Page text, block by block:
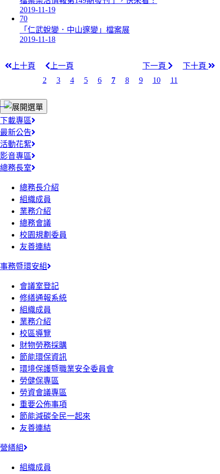
2019-11-19
70
「仁武蛻變．中山邃變」檔案展
2019-11-18
上十頁 上一頁 下一頁
下十頁
2
3 4 5 6 7 8 9 10 11
:::
下載專區
最新公告
活動花絮
影音專區
總務長室
總務長介紹
組織成員
業務介紹
總務會議
校園規劃委員
友善連結
事務暨環安組
會議室登記
修繕通報系統
組織成員
業務介紹
校區導覽
財物勞務採購
節能環保資訊
環境保護暨職業安全委員會
勞健保專區
勞資會議專區
重要公佈事項
節能減碳全民一起來
友善連結
營繕組
組織成員